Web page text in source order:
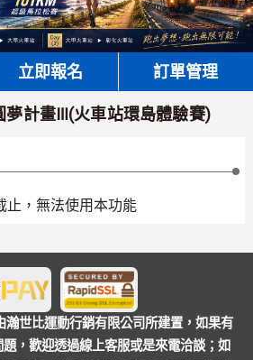
立即報名 訂單管理
夢計畫Ⅲ(火車站環島體驗賽)
止，無法使用本功能
瀚世比運動行銷有限公司所建置，如果有
，歡迎透過線上客服或是來電洽談；如